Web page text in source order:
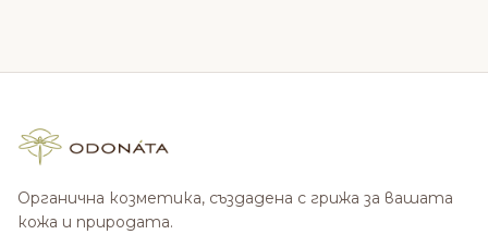
Органична козметика, създадена с грижа за вашата
кожа и природата.